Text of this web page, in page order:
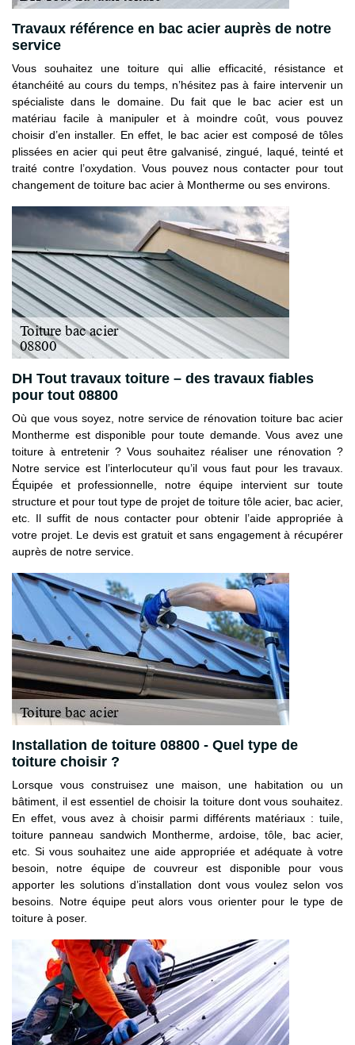
Travaux référence en bac acier auprès de notre
service
Vous souhaitez une toiture qui allie efficacité, résistance et
étanchéité au cours du temps, n’hésitez pas à faire intervenir un
spécialiste dans le domaine. Du fait que le bac acier est un
matériau facile à manipuler et à moindre coût, vous pouvez
choisir d’en installer. En effet, le bac acier est composé de tôles
plissées en acier qui peut être galvanisé, zingué, laqué, teinté et
traité contre l’oxydation. Vous pouvez nous contacter pour tout
changement de toiture bac acier à Montherme ou ses environs.
DH Tout travaux toiture – des travaux fiables
pour tout 08800
Où que vous soyez, notre service de rénovation toiture bac acier
Montherme est disponible pour toute demande. Vous avez une
toiture à entretenir ? Vous souhaitez réaliser une rénovation ?
Notre service est l’interlocuteur qu’il vous faut pour les travaux.
Équipée et professionnelle, notre équipe intervient sur toute
structure et pour tout type de projet de toiture tôle acier, bac acier,
etc. Il suffit de nous contacter pour obtenir l’aide appropriée à
votre projet. Le devis est gratuit et sans engagement à récupérer
auprès de notre service.
Installation de toiture 08800 - Quel type de
toiture choisir ?
Lorsque vous construisez une maison, une habitation ou un
bâtiment, il est essentiel de choisir la toiture dont vous souhaitez.
En effet, vous avez à choisir parmi différents matériaux : tuile,
toiture panneau sandwich Montherme, ardoise, tôle, bac acier,
etc. Si vous souhaitez une aide appropriée et adéquate à votre
besoin, notre équipe de couvreur est disponible pour vous
apporter les solutions d’installation dont vous voulez selon vos
besoins. Notre équipe peut alors vous orienter pour le type de
toiture à poser.